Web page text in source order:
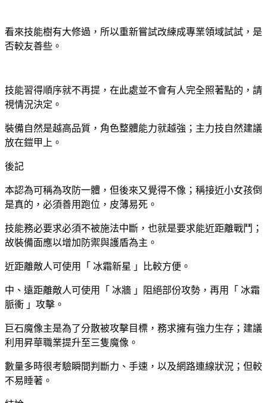
看來技能樹有大修過，所以重新嘗試改練成專業領域試試，是
否較友善些。
技能習得順序就不再提，在此處並不會有人完全照著點的，請
視情況決定。
裝備自然是越高品質，角色整體能力就越強；主力技自然建議
放在鎧甲上。
後記
本認為可稱為攻防一體，但後來又覺得不像；稱接近小女孩倒
是真的，必須善用跑位，皮薄易死。
技能務必要求必須不被施法中斷，也就是要求能近距離戰鬥；
故裝備面應以增加防禦與護盾為主。
近距離敵人可使用「 冰霜新星 」比較方便。
中、遠距離敵人可使用「 冰牆 」阻絕部份攻勢，再用「 冰霜
脈衝 」攻擊。
巨石魔像主是為了分散被攻擊目標，務求擁有強力生存；建議
利用昇華職業提升至三隻魔像。
數量多時很考驗瞬間判斷力、手速，以及網路連線狀況；但較
不易睡著。